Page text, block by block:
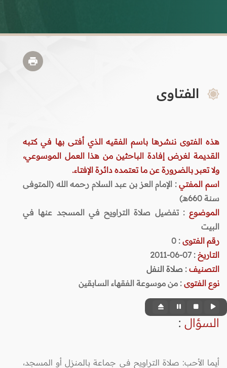
الفتاوى
هذه الفتوى ننشرها باسم الفقيه الذي أفتى بها في كتبه
القديمة لغرض إفادة الباحثين من هذا العمل الموسوعي،
ولا تعبر بالضرورة عن ما تعتمده دائرة الإفتاء.
اسم المفتي: الإمام العز بن عبد السلام رحمه الله (المتوفى
سنة 660هـ)
الموضوع : تفضيل صلاة التراويح في المسجد عنها في
البيت
رقم الفتوى :
0
التاريخ : 07-06-2011
التصنيف : صلاة النفل
نوع الفتوى : من موسوعة الفقهاء السابقين
السؤال :
أيما الأحب: صلاة التراويح في جماعة بالمنزل أو المسجد،